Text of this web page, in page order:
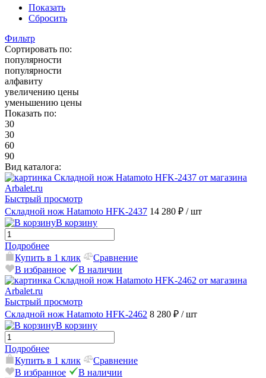
Показать
Сбросить
Фильтр
Сортировать по:
популярности
популярности
алфавиту
увеличению цены
уменьшению цены
Показать по:
30
30
60
90
Вид каталога:
Быстрый просмотр
Складной нож Hatamoto HFK-2437 14 280 ₽ / шт
В корзину
Подробнее
Купить в 1 клик
Сравнение
В избранное
В наличии
Быстрый просмотр
Складной нож Hatamoto HFK-2462 8 280 ₽ / шт
В корзину
Подробнее
Купить в 1 клик
Сравнение
В избранное
В наличии